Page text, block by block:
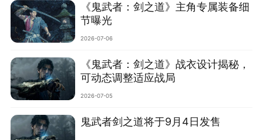
《鬼武者：剑之道》主角专属装备细
节曝光
2026-07-06
《鬼武者：剑之道》战衣设计揭秘，
可动态调整适应战局
2026-07-05
鬼武者剑之道将于9月4日发售